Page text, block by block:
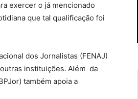
exercer o já mencionado
que tal qualificação foi
dos Jornalistas (FENAJ)
instituições. Além da
também apoia a